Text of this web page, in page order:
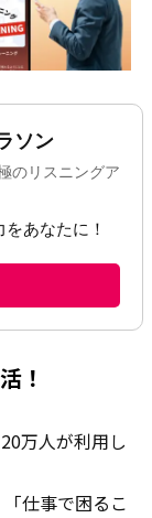
！
万人が利用し
仕事で困るこ